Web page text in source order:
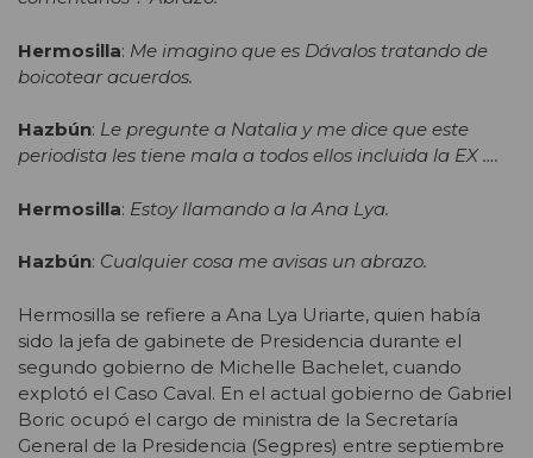
Hermosilla: Me imagino que es Dávalos tratando de
boicotear acuerdos.
Hazbún: Le pregunte a Natalia y me dice que este
periodista les tiene mala a todos ellos incluida la EX ….
Hermosilla: Estoy llamando a la Ana Lya.
Hazbún: Cualquier cosa me avisas un abrazo.
Hermosilla se refiere a Ana Lya Uriarte, quien había
sido la jefa de gabinete de Presidencia durante el
segundo gobierno de Michelle Bachelet, cuando
explotó el Caso Caval. En el actual gobierno de Gabriel
Boric ocupó el cargo de ministra de la Secretaría
General de la Presidencia (Segpres) entre septiembre